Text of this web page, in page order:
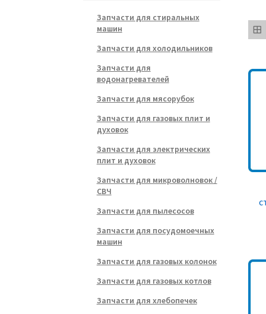
Запчасти для стиральных
машин
Запчасти для холодильников
Запчасти для
водонагревателей
Запчасти для мясорубок
Запчасти для газовых плит и
духовок
Запчасти для электрических
плит и духовок
Запчасти для микроволновок /
СВЧ
Запчасти для пылесосов
Запчасти для посудомоечных
машин
Запчасти для газовых колонок
Запчасти для газовых котлов
Запчасти для хлебопечек